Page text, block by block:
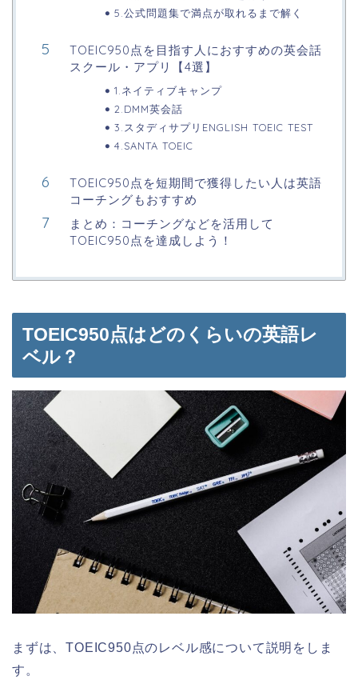
5.公式問題集で満点が取れるまで解く
TOEIC950点を目指す人におすすめの英会話
スクール・アプリ【4選】
1.ネイティブキャンプ
2.DMM英会話
3.スタディサプリENGLISH TOEIC TEST
4.SANTA TOEIC
TOEIC950点を短期間で獲得したい人は英語
コーチングもおすすめ
まとめ：コーチングなどを活用して
TOEIC950点を達成しよう！
TOEIC950点はどのくらいの英語レ
ベル？
まずは、TOEIC950点のレベル感について説明をしま
す。